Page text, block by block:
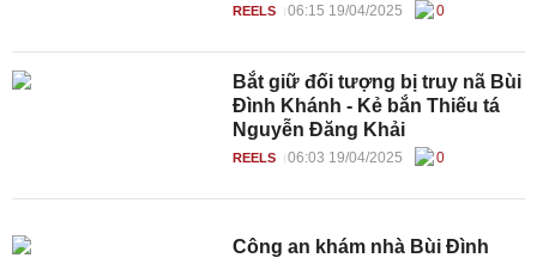
REELS 06:15 19/04/2025 0
Bắt giữ đối tượng bị truy nã Bùi
Đình Khánh - Kẻ bắn Thiếu tá
Nguyễn Đăng Khải
REELS 06:03 19/04/2025 0
Công an khám nhà Bùi Đình